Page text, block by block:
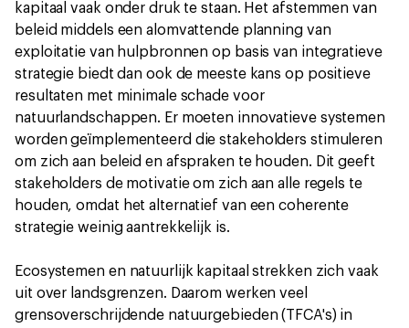
kapitaal vaak onder druk te staan. Het afstemmen van
beleid middels een alomvattende planning van
exploitatie van hulpbronnen op basis van integratieve
strategie biedt dan ook de meeste kans op positieve
resultaten met minimale schade voor
natuurlandschappen. Er moeten innovatieve systemen
worden geïmplementeerd die stakeholders stimuleren
om zich aan beleid en afspraken te houden. Dit geeft
stakeholders de motivatie om zich aan alle regels te
houden, omdat het alternatief van een coherente
strategie weinig aantrekkelijk is.
Ecosystemen en natuurlijk kapitaal strekken zich vaak
uit over landsgrenzen. Daarom werken veel
grensoverschrijdende natuurgebieden (TFCA's) in